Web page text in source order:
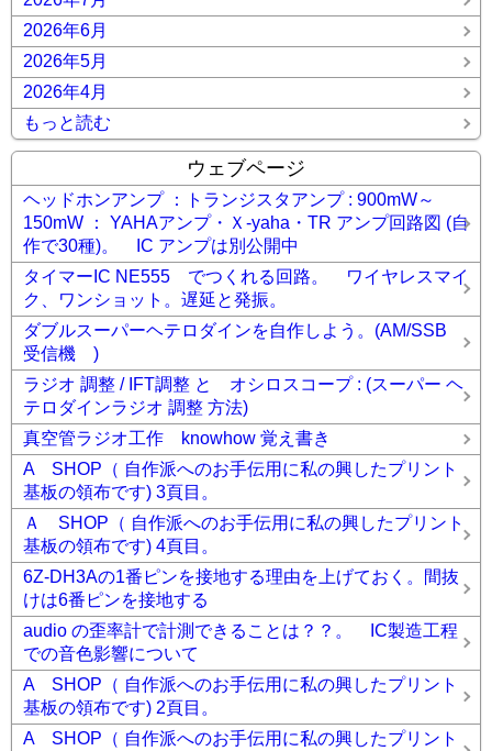
2026年6月
2026年5月
2026年4月
もっと読む
ウェブページ
ヘッドホンアンプ ：トランジスタアンプ : 900mW～
150mW ： YAHAアンプ・Ｘ-yaha・TR アンプ回路図 (自
作で30種)。 IC アンプは別公開中
タイマーIC NE555 でつくれる回路。 ワイヤレスマイ
ク、ワンショット。遅延と発振。
ダブルスーパーヘテロダインを自作しよう。(AM/SSB
受信機 )
ラジオ 調整 / IFT調整 と オシロスコープ : (スーパー ヘ
テロダインラジオ 調整 方法)
真空管ラジオ工作 knowhow 覚え書き
A SHOP（ 自作派へのお手伝用に私の興したプリント
基板の領布です) 3頁目。
Ａ SHOP（ 自作派へのお手伝用に私の興したプリント
基板の領布です) 4頁目。
6Z-DH3Aの1番ピンを接地する理由を上げておく。間抜
けは6番ピンを接地する
audio の歪率計で計測できることは？？。 IC製造工程
での音色影響について
A SHOP（ 自作派へのお手伝用に私の興したプリント
基板の領布です) 2頁目。
A SHOP（ 自作派へのお手伝用に私の興したプリント